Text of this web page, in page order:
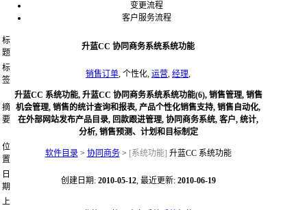
变更流程
客户服务流程
标
题
升蓝CC 协同商务系统系统功能
标
签
销售订单, 个性化, 运营, 经理,
摘
要
升蓝CC 系统功能, 升蓝CC 协同商务系统系统功能(6), 销售管理, 销售
机会管理, 销售的统计查询和报表, 产品个性化销售支持, 销售自动化,
在外部网站发布产品目录, 回款跟进管理, 协同商务系统, 客户, 统计,
分析, 销售预测、计划和目标制定
位
置
软件目录 > 协同商务 > [系统功能] 升蓝CC 系统功能
日
期
创建日期: 2010-05-12, 最近更新: 2010-06-19
上